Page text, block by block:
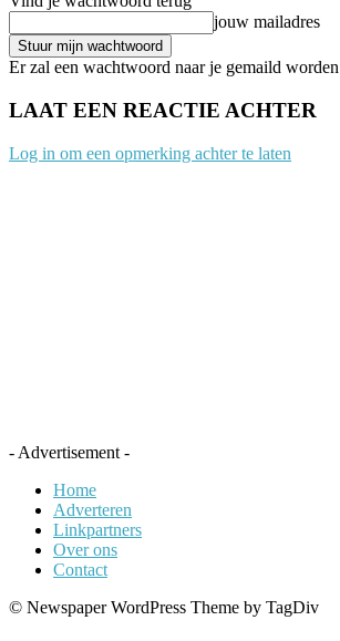
jouw mailadres
Er zal een wachtwoord naar je gemaild worden
LAAT EEN REACTIE ACHTER
Log in om een opmerking achter te laten
- Advertisement -
Home
Adverteren
Linkpartners
Over ons
Contact
© Newspaper WordPress Theme by TagDiv